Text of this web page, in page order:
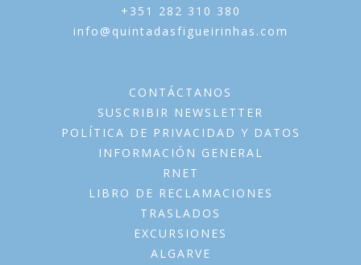
+351 282 310 380
info@quintadasfigueirinhas.com
CONTÁCTANOS
SUSCRIBIR NEWSLETTER
POLÍTICA DE PRIVACIDAD Y DATOS
INFORMACIÓN GENERAL
RNET
LIBRO DE RECLAMACIONES
TRASLADOS
EXCURSIONES
ALGARVE